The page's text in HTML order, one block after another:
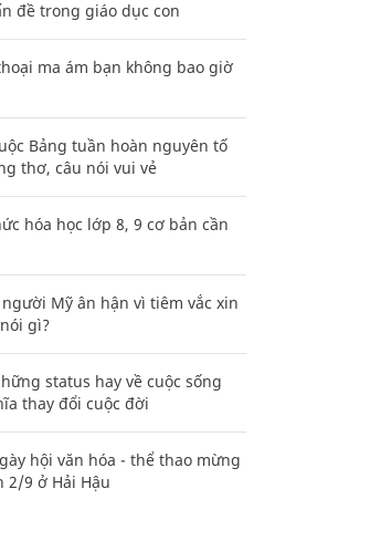
đề trong giáo dục con
ma ám bạn không bao giờ
Bảng tuần hoàn nguyên tố
thơ, câu nói vui vẻ
hóa học lớp 8, 9 cơ bản cần
Mỹ ân hận vì tiêm vắc xin
gì?
status hay về cuộc sống
thay đổi cuộc đời
hội văn hóa - thể thao mừng
2/9 ở Hải Hậu